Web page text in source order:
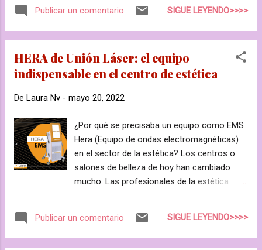
proponemos cinco consejos para obtener el
este verano. ✔ Ve pensando lo que quieres
más esta técnica, continúa leyendo porque
vamos a intentar despejar todas tus dudas.
oriente hace miles de años y se utilizaba
como una técnica terapéutica para aliviar los
embargo, debido al peso de los elementos
especialmente en corporal, fueron
cayendo en
desuso. Es en Colombia donde se recupera
su esencia, pero no la forma de trabajo. Los
elemen...
Publicar un comentario SIGUE LEYENDO>>>>
HERA de Unión Láser: el equipo
indispensable en el centro de estética
De Laura Nv - mayo 20, 2022
¿Por qué se precisaba un equipo como EMS
Hera (Equipo de ondas electromagnéticas)
en el sector de la estética? Los centros o
salones de belleza de hoy han cambiado
mucho. Las profesionales de la estética
Hera de Union Láser llega para remodelar el
cuerpo, reducir tejido adiposo localizado
Publicar un comentario SIGUE LEYENDO>>>>